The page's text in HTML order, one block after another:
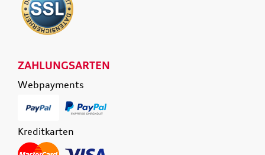
ZAHLUNGSARTEN
Webpayments
Kreditkarten